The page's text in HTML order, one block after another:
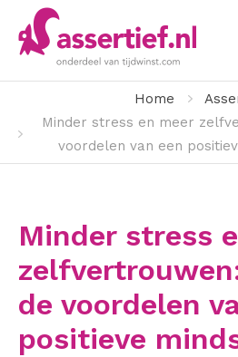
Home
Minder stress en meer
voordelen van een
Minder stress
de voordelen
positieve